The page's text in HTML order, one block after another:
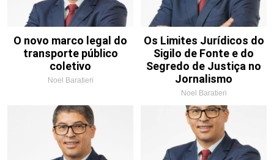
O novo marco legal do
transporte público
coletivo
Noel Baratieri
Os Limites Jurídicos do
Sigilo de Fonte e do
Segredo de Justiça no
Jornalismo
Noel Baratieri